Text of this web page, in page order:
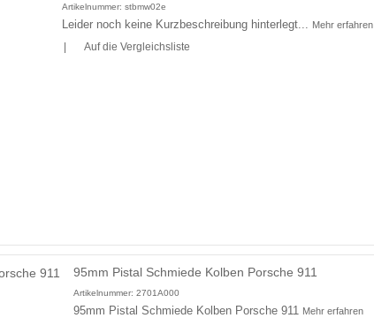
Artikelnummer: stbmw02e
Leider noch keine Kurzbeschreibung hinterlegt... Mehr erfahren
Auf die Vergleichsliste
95mm Pistal Schmiede Kolben Porsche 911
Artikelnummer: 2701A000
95mm Pistal Schmiede Kolben Porsche 911 Mehr erfahren